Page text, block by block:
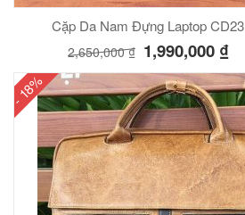
Cặp Da Nam Đựng Laptop CD23
2,650,000₫ 1,990,000 ₫
- 18%